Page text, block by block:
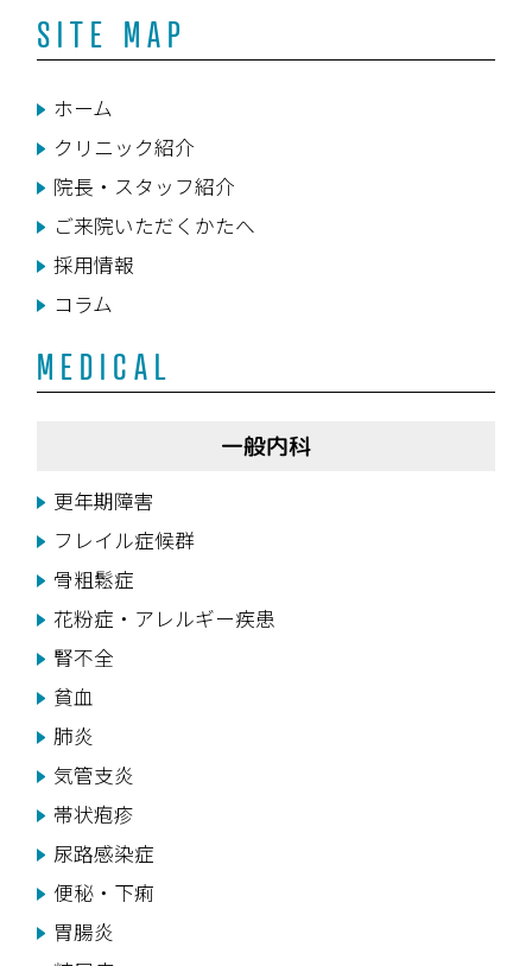
SITE MAP
ホーム
クリニック紹介
院長・スタッフ紹介
ご来院いただくかたへ
採用情報
コラム
MEDICAL
一般内科
更年期障害
フレイル症候群
骨粗鬆症
花粉症・アレルギー疾患
腎不全
貧血
肺炎
気管支炎
帯状疱疹
尿路感染症
便秘・下痢
胃腸炎